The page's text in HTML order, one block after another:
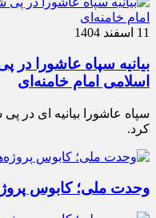
11 اسفند 1404
بیانیه سپاه عاشورا
اسلامی امام خامنه‌ای
سپاه عاشورا بیانیه ای در
کرد.
وحدت ملی؛ کابوس